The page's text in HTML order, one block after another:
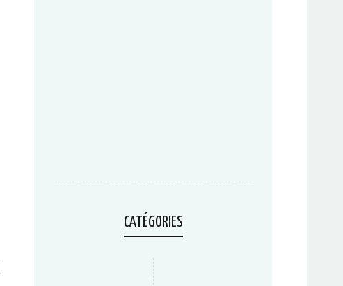
CATÉGORIES